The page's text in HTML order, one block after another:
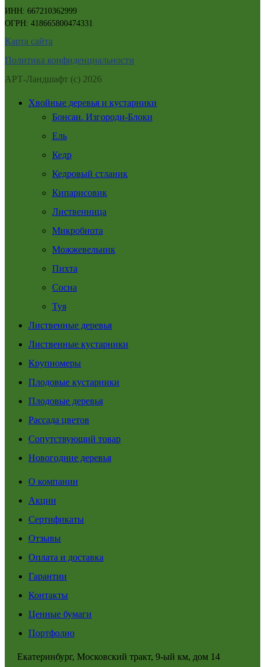
ИНН: 667210362999
ОГРН: 418665800474331
Карта сайта
Политика конфиденциальности
АРТ-Ландшафт (с) 2026
Хвойные деревья и кустарники
Бонсаи. Изгороди-Блоки
Ель
Кедр
Кедровый стланик
Кипарисовик
Лиственница
Микробиота
Можжевельник
Пихта
Сосна
Туя
Лиственные деревья
Лиственные кустарники
Крупномеры
Плодовые кустарники
Плодовые деревья
Рассада цветов
Сопутствующий товар
Новогодние деревья
О компании
Акции
Сертификаты
Отзывы
Оплата и доставка
Гарантии
Контакты
Ценные бумаги
Портфолио
Екатеринбург, Московский тракт, 9-ый км, дом 14